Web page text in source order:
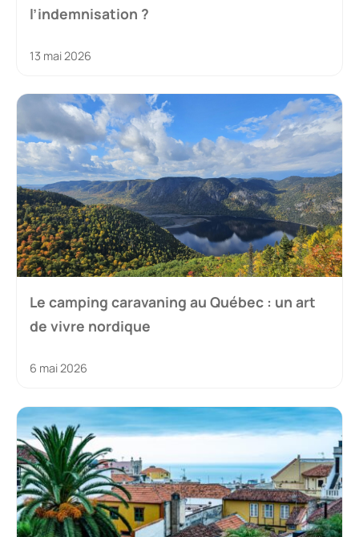
l’indemnisation ?
13 mai 2026
Le camping caravaning au Québec : un art
de vivre nordique
6 mai 2026